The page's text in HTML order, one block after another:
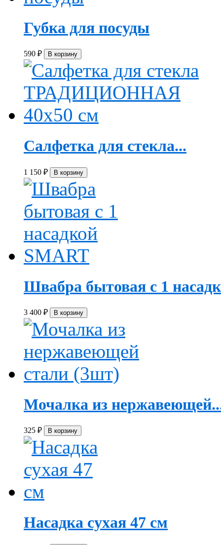
Губка для посуды
590 ₽
Салфетка для стекла...
1 150 ₽
Швабра бытовая с 1
3 400 ₽
Мочалка из
325 ₽
Насадка сухая 47 см